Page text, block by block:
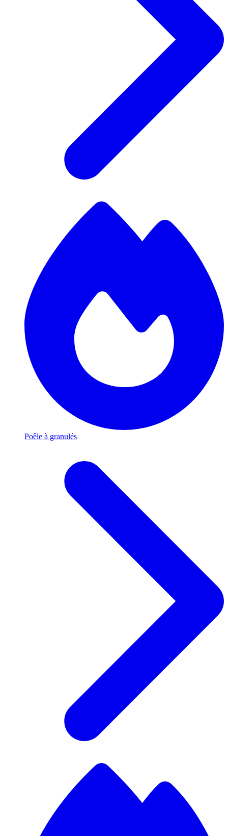
Poêle à granulés